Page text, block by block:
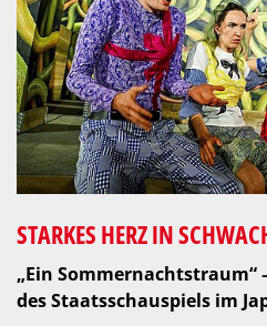
STARKES HERZ IN
„Ein Sommernachtstraum“
des Staatsschauspiels im